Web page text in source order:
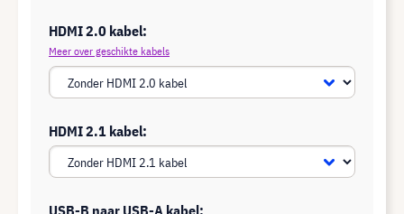
HDMI 2.0 kabel:
Meer over geschikte kabels
HDMI 2.1 kabel:
USB-B naar USB-A kabel: